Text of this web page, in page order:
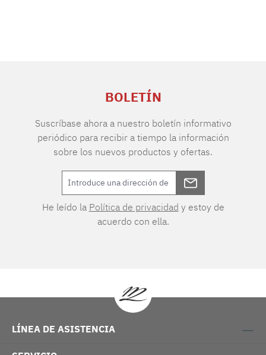
BOLETÍN
Suscríbase ahora a nuestro boletín informativo
periódico para recibir a tiempo la información
sobre los nuevos productos y ofertas.
He leído la Política de privacidad y estoy de
acuerdo con ella.
LÍNEA DE ASISTENCIA